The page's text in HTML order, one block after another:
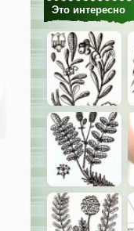
Это интересно